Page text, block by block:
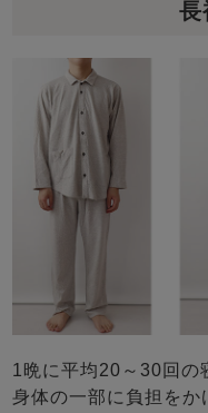
1晩に平均20～30回の
身体の一部に負担をか